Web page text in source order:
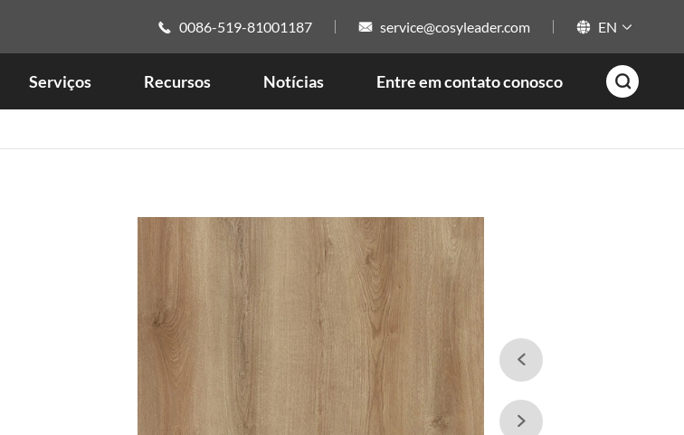
 0086-519-81001187  service@cosyleader.com  EN 
Serviços Recursos Notícias Entre em contato conosco 

